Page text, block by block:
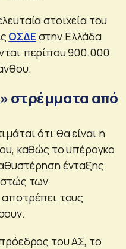
στοιχεία του
ΟΣΔΕστην Ελλάδα
περίπου 900.000
στρέμματα από
ότι θα είναι η
καθώς το υπέρογκο
ένταξης
των
αποτρέπει τους
του ΑΣ, το